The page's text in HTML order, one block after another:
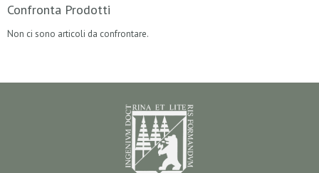
Confronta Prodotti
Non ci sono articoli da confrontare.